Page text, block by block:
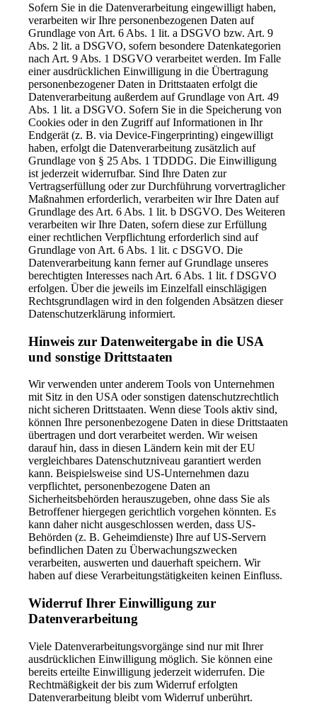
Sofern Sie in die Datenverarbeitung eingewilligt haben,
verarbeiten wir Ihre personenbezogenen Daten auf
Grundlage von Art. 6 Abs. 1 lit. a DSGVO bzw. Art. 9
Abs. 2 lit. a DSGVO, sofern besondere Datenkategorien
nach Art. 9 Abs. 1 DSGVO verarbeitet werden. Im Falle
einer ausdrücklichen Einwilligung in die Übertragung
personenbezogener Daten in Drittstaaten erfolgt die
Datenverarbeitung außerdem auf Grundlage von Art. 49
Abs. 1 lit. a DSGVO. Sofern Sie in die Speicherung von
Cookies oder in den Zugriff auf Informationen in Ihr
Endgerät (z. B. via Device-Fingerprinting) eingewilligt
haben, erfolgt die Datenverarbeitung zusätzlich auf
Grundlage von § 25 Abs. 1 TDDDG. Die Einwilligung
ist jederzeit widerrufbar. Sind Ihre Daten zur
Vertragserfüllung oder zur Durchführung vorvertraglicher
Maßnahmen erforderlich, verarbeiten wir Ihre Daten auf
Grundlage des Art. 6 Abs. 1 lit. b DSGVO. Des Weiteren
verarbeiten wir Ihre Daten, sofern diese zur Erfüllung
einer rechtlichen Verpflichtung erforderlich sind auf
Grundlage von Art. 6 Abs. 1 lit. c DSGVO. Die
Datenverarbeitung kann ferner auf Grundlage unseres
berechtigten Interesses nach Art. 6 Abs. 1 lit. f DSGVO
erfolgen. Über die jeweils im Einzelfall einschlägigen
Rechtsgrundlagen wird in den folgenden Absätzen dieser
Datenschutzerklärung informiert.
Hinweis zur Datenweitergabe in die USA
und sonstige Drittstaaten
Wir verwenden unter anderem Tools von Unternehmen
mit Sitz in den USA oder sonstigen datenschutzrechtlich
nicht sicheren Drittstaaten. Wenn diese Tools aktiv sind,
können Ihre personenbezogene Daten in diese Drittstaaten
übertragen und dort verarbeitet werden. Wir weisen
darauf hin, dass in diesen Ländern kein mit der EU
vergleichbares Datenschutzniveau garantiert werden
kann. Beispielsweise sind US-Unternehmen dazu
verpflichtet, personenbezogene Daten an
Sicherheitsbehörden herauszugeben, ohne dass Sie als
Betroffener hiergegen gerichtlich vorgehen könnten. Es
kann daher nicht ausgeschlossen werden, dass US-
Behörden (z. B. Geheimdienste) Ihre auf US-Servern
befindlichen Daten zu Überwachungszwecken
verarbeiten, auswerten und dauerhaft speichern. Wir
haben auf diese Verarbeitungstätigkeiten keinen Einfluss.
Widerruf Ihrer Einwilligung zur
Datenverarbeitung
Viele Datenverarbeitungsvorgänge sind nur mit Ihrer
ausdrücklichen Einwilligung möglich. Sie können eine
bereits erteilte Einwilligung jederzeit widerrufen. Die
Rechtmäßigkeit der bis zum Widerruf erfolgten
Datenverarbeitung bleibt vom Widerruf unberührt.